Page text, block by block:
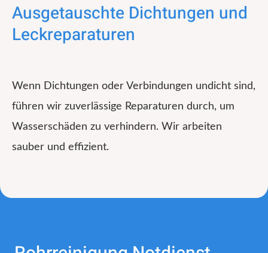
Ausgetauschte Dichtungen und
Leckreparaturen
Wenn Dichtungen oder Verbindungen undicht sind,
führen wir zuverlässige Reparaturen durch, um
Wasserschäden zu verhindern. Wir arbeiten
sauber und effizient.